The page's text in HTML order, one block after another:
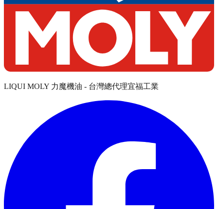
LIQUI MOLY 力魔機油 - 台灣總代理宜福工業